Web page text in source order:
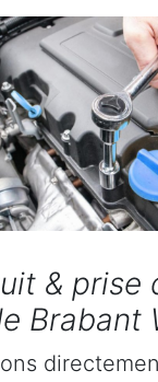
& prise
Brabant